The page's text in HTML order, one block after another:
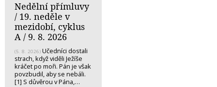
Nedělní přímluvy
/ 19. neděle v
mezidobí, cyklus
A / 9. 8. 2026
(5. 8. 2026) Učedníci dostali
strach, když viděli Ježíše
kráčet po moři. Pán je však
povzbudil, aby se nebáli.
[1] S důvěrou v Pána,…